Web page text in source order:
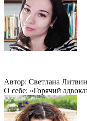
Автор: Светлана
О себе: «Горячий